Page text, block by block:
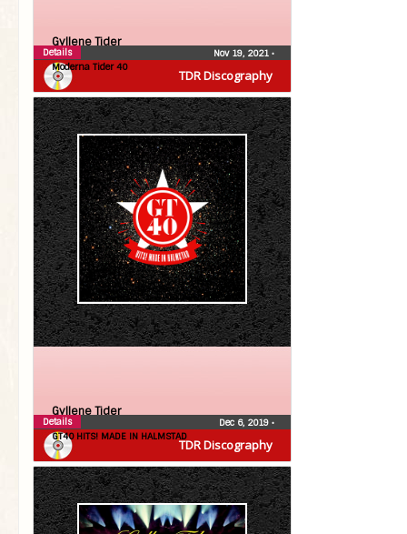
TDR Discography
Gyllene Tider
Moderna Tider 40
Nov 19, 2021 •
Details
TDR Discography
Gyllene Tider
GT40 HITS! MADE IN HALMSTAD
Dec 6, 2019 •
Details